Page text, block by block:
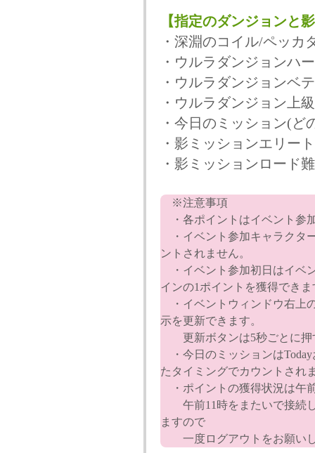
【指定のダンジョンと
・深淵のコイル/ペッカ
・ウルラダンジョンハ
・ウルラダンジョンベ
・ウルラダンジョン上級
・今日のミッション(ど
・影ミッションエリー
・影ミッションロード
※注意事項
・各ポイントはイベント参
・イベント参加キャラクタ
ントされません。
・イベント参加初日はイベ
インの1ポイントを獲得できま
・イベントウィンドウ右上
示を更新できます。
更新ボタンは5秒ごとに押
・今日のミッションは
たタイミングでカウントされ
・ポイントの獲得状況は午
午前11時をまたいで接続し
ますので
一度ログアウトをお願い